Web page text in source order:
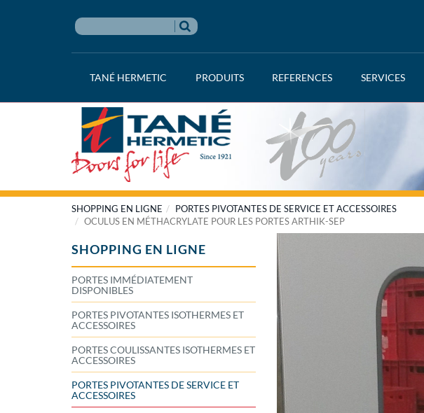
TANÉ HERMETIC PRODUITS REFERENCES SERVICES
SHOPPING EN LIGNE
PORTES PIVOTANTES DE SERVICE ET ACCESSOIRES
OCULUS EN MÉTHACRYLATE POUR LES PORTES ARTHIK-SEP
SHOPPING EN LIGNE
PORTES IMMÉDIATEMENT
DISPONIBLES
PORTES PIVOTANTES ISOTHERMES ET
ACCESSOIRES
PORTES COULISSANTES ISOTHERMES ET
ACCESSOIRES
PORTES PIVOTANTES DE SERVICE ET
ACCESSOIRES